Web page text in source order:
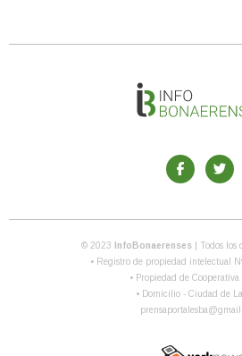
© 2023 InfoBonaerenses
| Todos los
• Registro de propiedad intelectual
• Propiedad de Cooperativa
• Domicilio - Ciudad de